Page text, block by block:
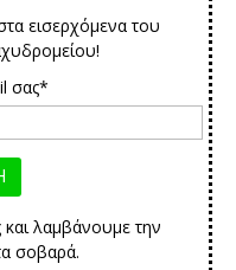
εισερχόμενα του
σας*
λαμβάνουμε την
σοβαρά.